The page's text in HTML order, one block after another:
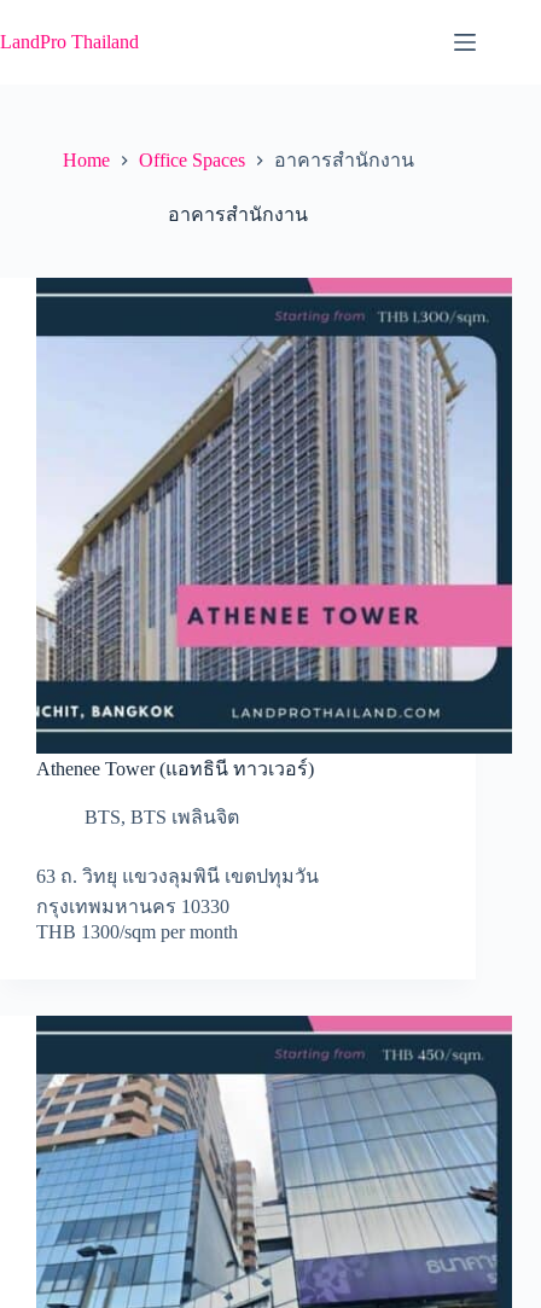
to
content
LandPro Thailand
Home Office Spaces อาคารสำนักงาน
อาคารสำนักงาน
Athenee Tower (แอทธินี ทาวเวอร์)
BTS, BTS เพลินจิต
63 ถ. วิทยุ แขวงลุมพินี เขตปทุมวัน
กรุงเทพมหานคร 10330
THB 1300/sqm per month